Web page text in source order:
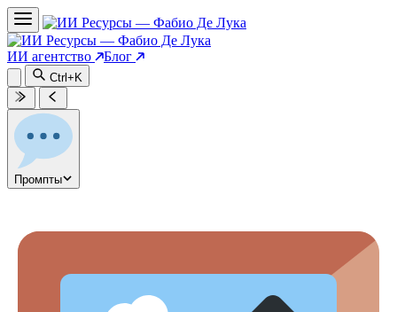
ИИ агентство Блог
Ctrl+K
Промпты